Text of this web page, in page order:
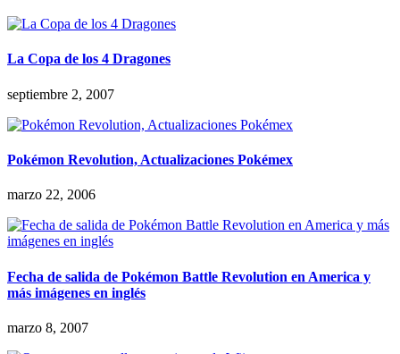
La Copa de los 4 Dragones
septiembre 2, 2007
Pokémon Revolution, Actualizaciones Pokémex
marzo 22, 2006
Fecha de salida de Pokémon Battle Revolution en America y
más imágenes en inglés
marzo 8, 2007